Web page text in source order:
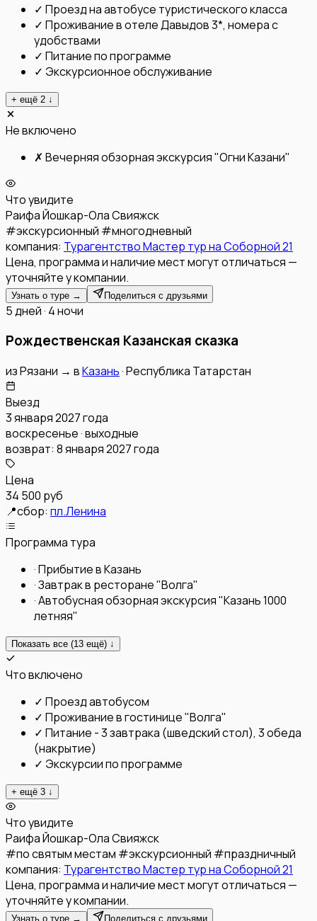
✓ Проезд на автобусе туристического класса
✓ Проживание в отеле Давыдов 3*, номера с
удобствами
✓ Питание по программе
✓ Экскурсионное обслуживание
+ ещё 2 ↓
Не включено
✗ Вечерняя обзорная экскурсия "Огни Казани"
Что увидите
РаифаЙошкар-ОлаСвияжск
#экскурсионный #многодневный
компания: Турагентство Мастер тур на Соборной 21
Цена, программа и наличие мест могут отличаться —
уточняйте у компании.
Узнать о туре → Поделиться с друзьями
5 дней · 4 ночи
Рождественская Казанская сказка
изРязани → вКазань·Республика Татарстан
Выезд
3 января 2027 года
воскресенье · выходные
возврат: 8 января 2027 года
Цена
34 500 руб
📍сбор: пл.Ленина
Программа тура
·Прибытие в Казань
·Завтрак в ресторане "Волга"
·Автобусная обзорная экскурсия "Казань 1000
летняя"
Показать все (13 ещё) ↓
Что включено
✓ Проезд автобусом
✓ Проживание в гостинице "Волга"
✓ Питание - 3 завтрака (шведский стол), 3 обеда
(накрытие)
✓ Экскурсии по программе
+ ещё 3 ↓
Что увидите
РаифаЙошкар-ОлаСвияжск
#по святым местам #экскурсионный #праздничный
компания: Турагентство Мастер тур на Соборной 21
Цена, программа и наличие мест могут отличаться —
уточняйте у компании.
Узнать о туре → Поделиться с друзьями